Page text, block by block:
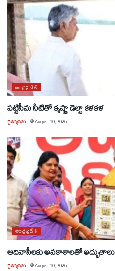
ఆంధ్రప్రదేశ్
పట్టిసీమ నీటితో కృష్ణా డెల్టా కళకళ
చైతన్యరధం @August 10, 2026
ఆంధ్రప్రదేశ్
ఆదివాసీలకు అవకాశాలతో అద్భుతాలు
చైతన్యరధం @August 10, 2026